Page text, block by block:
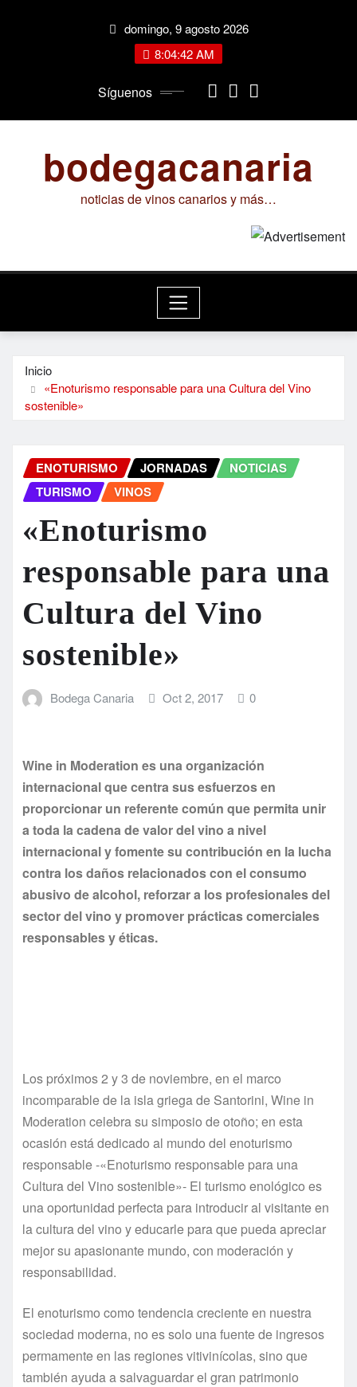
domingo, 9 agosto 2026
8:04:43 AM
Síguenos
bodegacanaria
noticias de vinos canarios y más…
Inicio
«Enoturismo responsable para una Cultura del Vino
sostenible»
ENOTURISMO JORNADAS
NOTICIAS
TURISMO
VINOS
«Enoturismo
responsable para una
Cultura del Vino
sostenible»
Bodega Canaria Oct 2, 2017 0
Wine in Moderation es una organización
internacional que centra sus esfuerzos en
proporcionar un referente común que permita unir
a toda la cadena de valor del vino a nivel
internacional y fomente su contribución en la lucha
contra los daños relacionados con el consumo
abusivo de alcohol, reforzar a los profesionales del
sector del vino y promover prácticas comerciales
responsables y éticas.
Los próximos 2 y 3 de noviembre, en el marco
incomparable de la isla griega de Santorini, Wine in
Moderation celebra su simposio de otoño; en esta
ocasión está dedicado al mundo del enoturismo
responsable -«Enoturismo responsable para una
Cultura del Vino sostenible»- El turismo enológico es
una oportunidad perfecta para introducir al visitante en
la cultura del vino y educarle para que pueda apreciar
mejor su apasionante mundo, con moderación y
responsabilidad.
El enoturismo como tendencia creciente en nuestra
sociedad moderna, no es solo una fuente de ingresos
permamente en las regiones vitivinícolas, sino que
también ayuda a salvaguardar el gran patrimonio